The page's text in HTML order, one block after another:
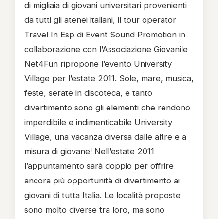
di migliaia di giovani universitari provenienti
da tutti gli atenei italiani, il tour operator
Travel In Esp di Event Sound Promotion in
collaborazione con l’Associazione Giovanile
Net4Fun ripropone l’evento University
Village per l’estate 2011. Sole, mare, musica,
feste, serate in discoteca, e tanto
divertimento sono gli elementi che rendono
imperdibile e indimenticabile University
Village, una vacanza diversa dalle altre e a
misura di giovane! Nell’estate 2011
l’appuntamento sarà doppio per offrire
ancora più opportunità di divertimento ai
giovani di tutta Italia. Le località proposte
sono molto diverse tra loro, ma sono